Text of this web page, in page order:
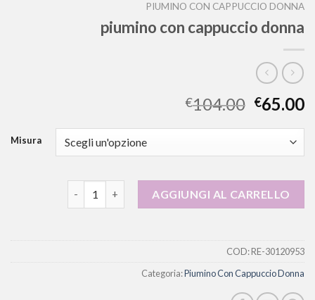
PIUMINO CON CAPPUCCIO DONNA
piumino con cappuccio donna
€104.00 €65.00
Misura
AGGIUNGI AL CARRELLO
COD:RE-30120953
Categoria:Piumino Con Cappuccio Donna